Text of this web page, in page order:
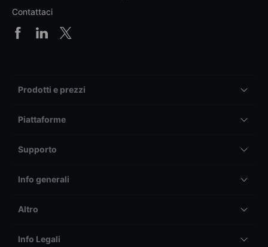
Contattaci
Prodotti e prezzi
Piattaforme
Supporto
Info generali
Altro
Info Legali